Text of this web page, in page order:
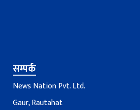
सम्पर्क
News Nation Pvt. Ltd.
Gaur, Rautahat